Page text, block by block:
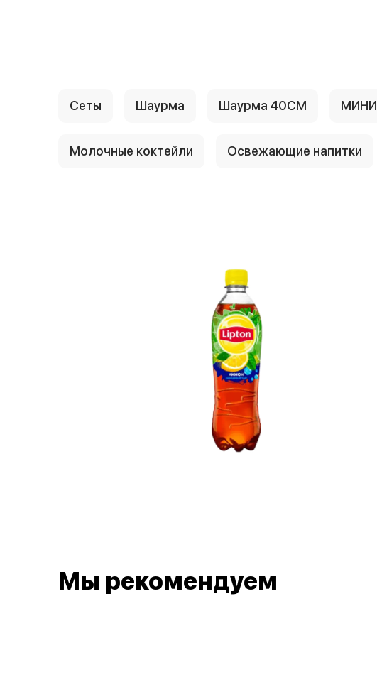
Сеты Шаурма Шаурма 40СМ МИНИ
Молочные коктейли Освежающие напитки
Мы рекомендуем